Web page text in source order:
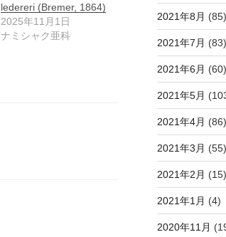
ledereri (Bremer, 1864)
2025年11月1日
ナミシャク亜科
2021年8月 (85)
2021年7月 (83)
2021年6月 (60)
2021年5月
2021年4月 (86)
2021年3月 (55)
2021年2月 (15)
2021年1月 (4)
2020年11月